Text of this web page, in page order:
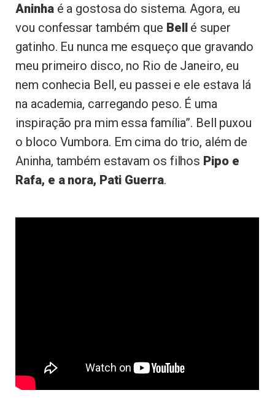
Aninhaé a gostosa do sistema. Agora, eu
vou confessar também que Bellé super
gatinho. Eu nunca me esqueço que gravando
meu primeiro disco, no Rio de Janeiro, eu
nem conhecia Bell, eu passei e ele estava lá
na academia, carregando peso. É uma
inspiração pra mim essa família”. Bell puxou
o bloco Vumbora. Em cima do trio, além de
Aninha, também estavam os filhos Pipo e
Rafa, e a nora, Pati Guerra.